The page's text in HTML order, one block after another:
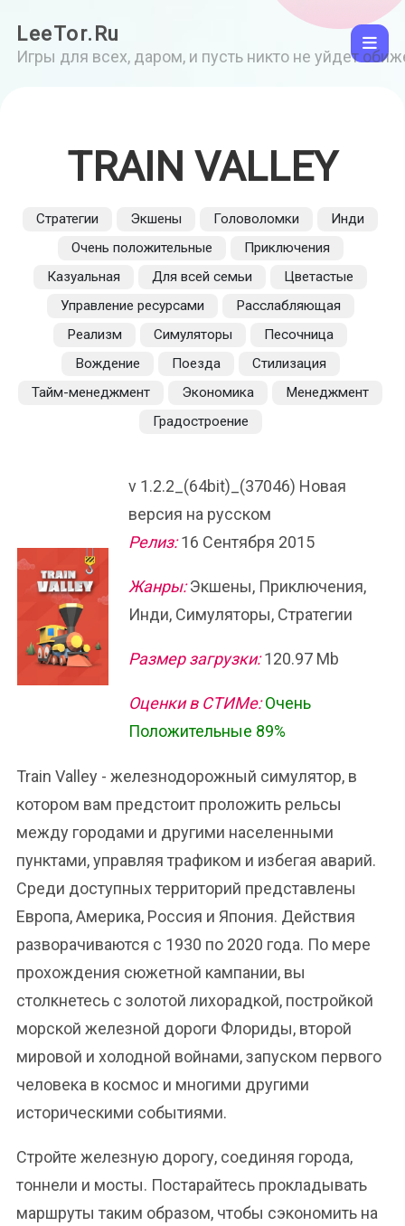
LeeTor.Ru
Игры для всех, даром, и пусть никто не уйдет
TRAIN VALLEY
Стратегии Экшены Головоломки
Инди
Очень положительные
Приключения
Казуальная
Для всей семьи
Цветастые
Управление ресурсами
Расслабляющая
Реализм
Симуляторы
Песочница
Вождение
Поезда
Стилизация
Тайм-менеджмент
Экономика
Менеджмент
Градостроение
v 1.2.2_(64bit)_(37046) Новая
версия на русском
Релиз:16 Сентября 2015
Жанры:Экшены, Приключения,
Инди, Симуляторы, Стратегии
Размер загрузки:120.97 Mb
Оценки в СТИМе: Очень
Положительные 89%
Train Valley - железнодорожный симулятор, в
котором вам предстоит проложить рельсы
между городами и другими населенными
пунктами, управляя трафиком и избегая аварий.
Среди доступных территорий представлены
Европа, Америка, Россия и Япония. Действия
разворачиваются с 1930 по 2020 года. По мере
прохождения сюжетной кампании, вы
столкнетесь с золотой лихорадкой, постройкой
морской железной дороги Флориды, второй
мировой и холодной войнами, запуском первого
человека в космос и многими другими
историческими событиями.
Стройте железную дорогу, соединяя города,
тоннели и мосты. Постарайтесь прокладывать
маршруты таким образом, чтобы сэкономить на